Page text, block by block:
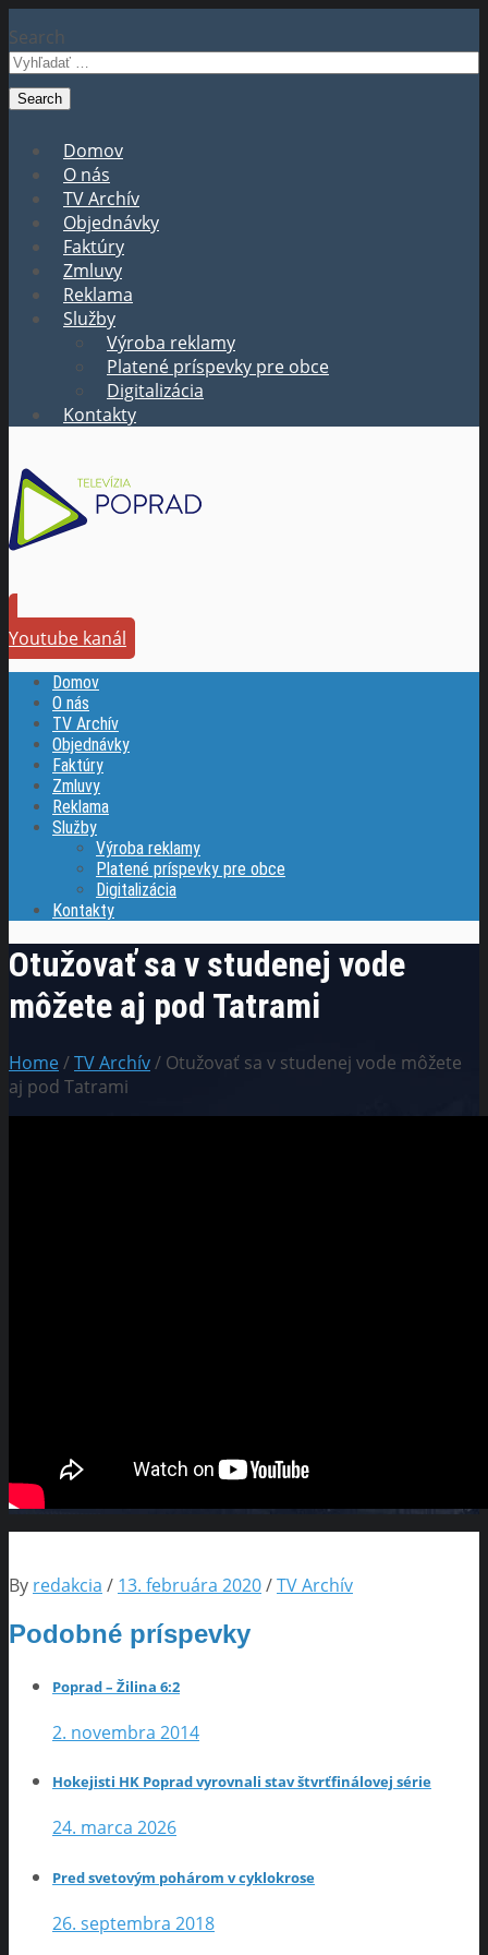
Search
Domov
O nás
TV Archív
Objednávky
Faktúry
Zmluvy
Reklama
Služby
Výroba reklamy
Platené príspevky pre obce
Digitalizácia
Kontakty
Youtube kanál
Domov
O nás
TV Archív
Objednávky
Faktúry
Zmluvy
Reklama
Služby
Výroba reklamy
Platené príspevky pre obce
Digitalizácia
Kontakty
Otužovať sa v studenej vode
môžete aj pod Tatrami
Home/TV Archív/ Otužovať sa v studenej vode môžete
aj pod Tatrami
By redakcia / 13. februára 2020/TV Archív
Podobné príspevky
Poprad – Žilina 6:2
2. novembra 2014
Hokejisti HK Poprad vyrovnali stav štvrťfinálovej série
24. marca 2026
Pred svetovým pohárom v cyklokrose
26. septembra 2018